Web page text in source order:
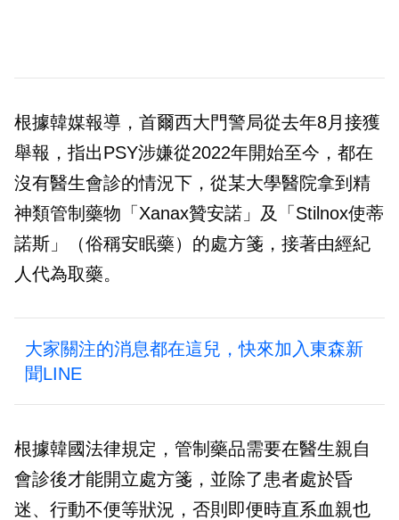
根據韓媒報導，首爾西大門警局從去年8月接獲
舉報，指出PSY涉嫌從2022年開始至今，都在
沒有醫生會診的情況下，從某大學醫院拿到精
神類管制藥物「Xanax贊安諾」及「Stilnox使蒂
諾斯」（俗稱安眠藥）的處方箋，接著由經紀
人代為取藥。
大家關注的消息都在這兒，快來加入東森新
聞LINE
根據韓國法律規定，管制藥品需要在醫生親自
會診後才能開立處方箋，並除了患者處於昏
迷、行動不便等狀況，否則即便時直系血親也